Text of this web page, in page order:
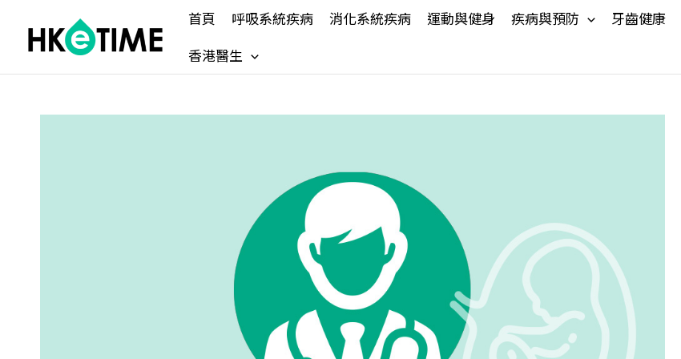
content
首頁 呼吸系統疾病 消化系統疾病 運動與健身 疾病與預防 牙齒健康
香港醫生